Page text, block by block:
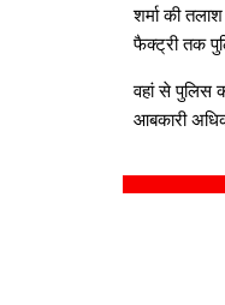
शर्मा की
फैक्ट्री तक
वहां से पुलिस
आबकारी